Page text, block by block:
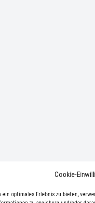
Cookie-
ein optimales Erlebnis zu bieten,